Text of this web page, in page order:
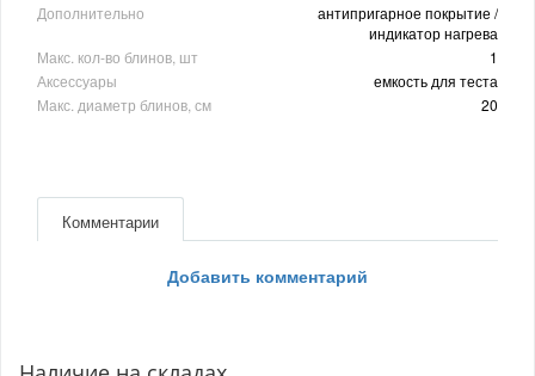
Дополнительно
антипригарное покрытие /
индикатор нагрева
Макс. кол-во блинов, шт
1
Аксессуары
емкость для теста
Макс. диаметр блинов, см
20
Комментарии
Добавить комментарий